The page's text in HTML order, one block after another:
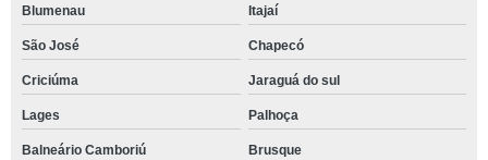
Blumenau Itajaí
São José Chapecó
Criciúma Jaraguá do sul
Lages Palhoça
Balneário Camboriú Brusque